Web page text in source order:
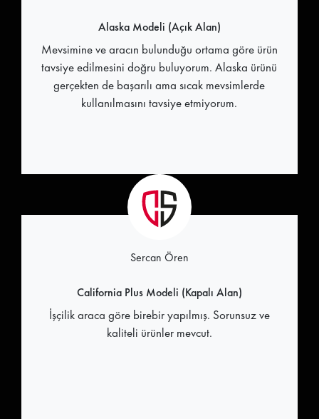
Alaska Modeli (Açık Alan)
Mevsimine ve aracın bulunduğu ortama göre ürün
tavsiye edilmesini doğru buluyorum. Alaska ürünü
gerçekten de başarılı ama sıcak mevsimlerde
kullanılmasını tavsiye etmiyorum.
Sercan Ören
California Plus Modeli (Kapalı Alan)
İşçilik araca göre birebir yapılmış. Sorunsuz ve
kaliteli ürünler mevcut.